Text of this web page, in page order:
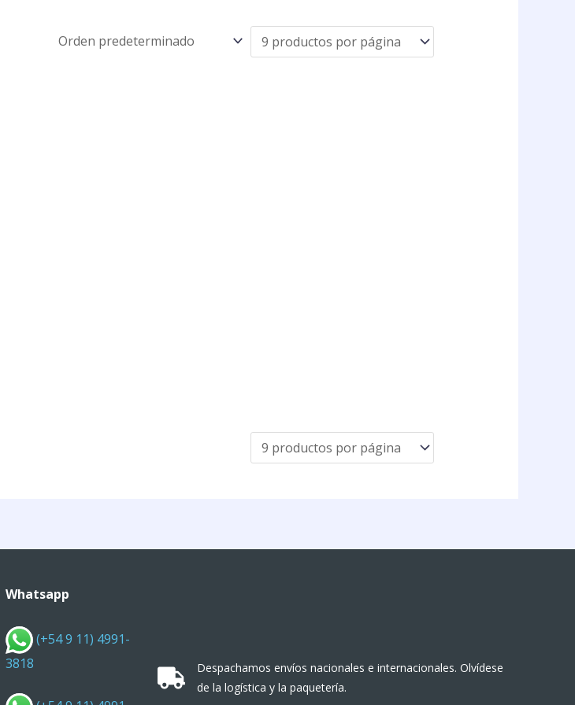
Whatsapp
(+54 9 11) 4991-
3818
Despachamos envíos nacionales e internacionales. Olvídese
de la logística y la paquetería.